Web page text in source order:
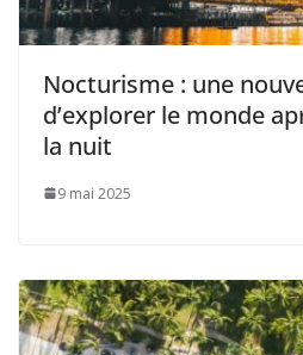
Nocturisme : une
d’explorer le monde
la nuit
9 mai 2025